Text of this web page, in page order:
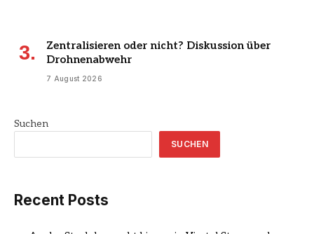
Zentralisieren oder nicht? Diskussion über
Drohnenabwehr
7 August 2026
Suchen
SUCHEN
Recent Posts